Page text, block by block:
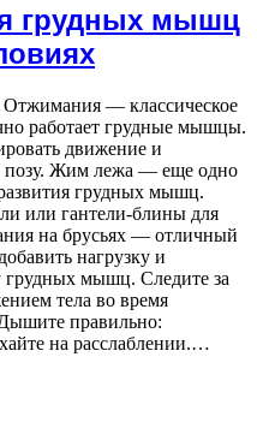
грудных мышц
— классическое
работает грудные мышцы.
движение и
позу. Жим лежа — еще одно
грудных мышц.
или гантели-блины для
на брусьях — отличный
нагрузку и
грудных мышц. Следите за
тела во время
правильно:
на расслаблении.…